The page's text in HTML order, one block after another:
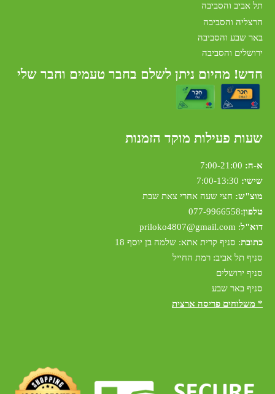
תל אביב והסביבה
הרצליה והסביבה
באר שבע והסביבה
ירושלים והסביבה
חדש! מהיום ניתן לשלם בחבר טעמים וחבר שלי
שעות פעילות מוקד הזמנות
א-ה:
שישי: 7:00-13:30
מוצ"ש: חצי שעה אחרי צאת שבת
טלפון:
077-9966558
דוא"ל:
priloko4807@gmail.com
כתובת: סניף קרית אתא: שלמה בן יוסף 18
סניף תל אביב: רמת החייל
סניף ירושלים
סניף באר שבע
* משלוחים פריסה ארצית